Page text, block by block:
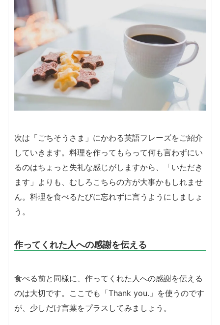
次は「ごちそうさま」にかわる英語フレーズをご紹介
していきます。料理を作ってもらって何も言わずにい
るのはちょっと失礼な感じがしますから、「いただき
ます」よりも、むしろこちらの方が大事かもしれませ
ん。料理を食べるたびに忘れずに言うようにしましょ
う。
作ってくれた人への感謝を伝える
食べる前と同様に、作ってくれた人への感謝を伝える
のは大切です。ここでも「Thank you.」を使うのです
が、少しだけ言葉をプラスしてみましょう。